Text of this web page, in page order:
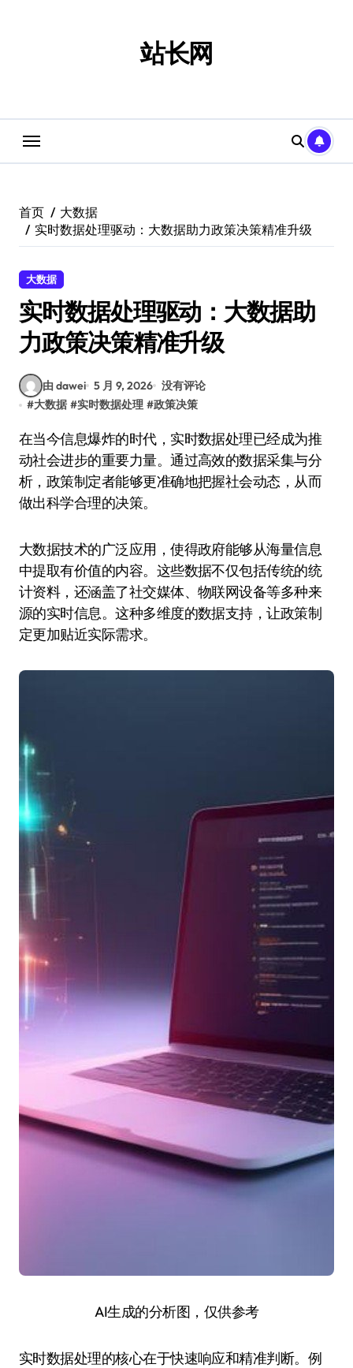
站长网
首页
大数据
实时数据处理驱动：大数据助力政策决策精准升级
大数据
实时数据处理驱动：大数据助
力政策决策精准升级
由 dawei 5 月 9, 2026 没有评论
#大数据 #实时数据处理 #政策决策
在当今信息爆炸的时代，实时数据处理已经成为推
动社会进步的重要力量。通过高效的数据采集与分
析，政策制定者能够更准确地把握社会动态，从而
做出科学合理的决策。
大数据技术的广泛应用，使得政府能够从海量信息
中提取有价值的内容。这些数据不仅包括传统的统
计资料，还涵盖了社交媒体、物联网设备等多种来
源的实时信息。这种多维度的数据支持，让政策制
定更加贴近实际需求。
AI生成的分析图，仅供参考
实时数据处理的核心在于快速响应和精准判断。例